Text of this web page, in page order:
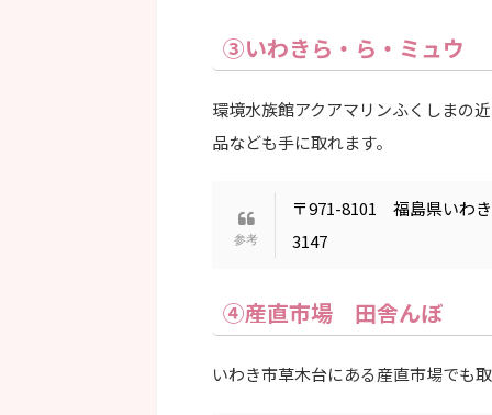
③いわきら・ら・ミュウ
環境水族館アクアマリンふくしまの
品なども手に取れます。
〒971-8101 福島県いわき
3147
④産直市場 田舎んぼ
いわき市草木台にある産直市場でも